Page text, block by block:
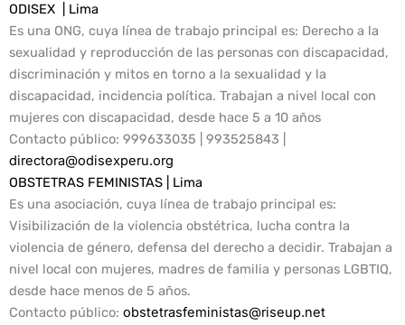
ODISEX | Lima
Es una ONG, cuya línea de trabajo principal es: Derecho a la
sexualidad y reproducción de las personas con discapacidad,
discriminación y mitos en torno a la sexualidad y la
discapacidad, incidencia política. Trabajan a nivel local con
mujeres con discapacidad, desde hace 5 a 10 años
Contacto público: 999633035 | 993525843 |
directora@odisexperu.org
OBSTETRAS FEMINISTAS | Lima
Es una asociación, cuya línea de trabajo principal es:
Visibilización de la violencia obstétrica, lucha contra la
violencia de género, defensa del derecho a decidir. Trabajan a
nivel local con mujeres, madres de familia y personas LGBTIQ,
desde hace menos de 5 años.
Contacto público: obstetrasfeministas@riseup.net